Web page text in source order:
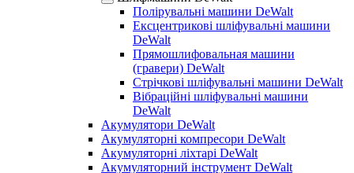
Полірувальні машини DeWalt
Ексцентрикові шліфувальні машини
DeWalt
Прямошлифовальная машини
(гравери) DeWalt
Стрічкові шліфувальні машини DeWalt
Вібраційні шліфувальні машини
DeWalt
Акумулятори DeWalt
Акумуляторні компресори DeWalt
Акумуляторні ліхтарі DeWalt
Акумуляторний інструмент DeWalt